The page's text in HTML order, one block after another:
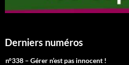
Derniers numéros
n°338 – Gérer n’est pas innocent !